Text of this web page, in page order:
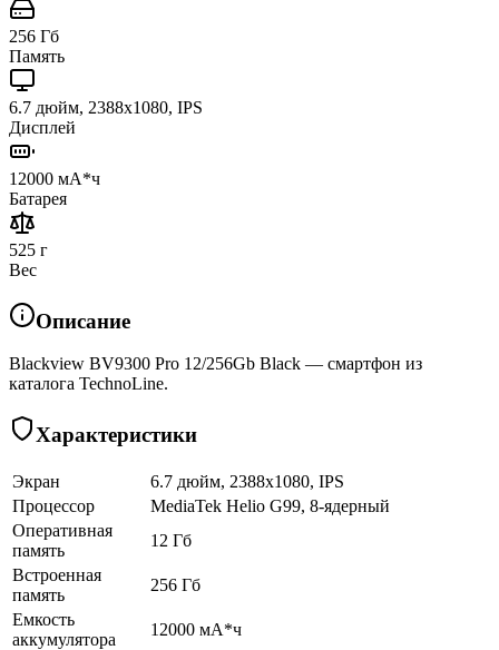
256 Гб
Память
6.7 дюйм, 2388x1080, IPS
Дисплей
12000 мА*ч
Батарея
525 г
Вес
Описание
Blackview BV9300 Pro 12/256Gb Black — смартфон из
каталога TechnoLine.
Характеристики
Экран
6.7 дюйм, 2388x1080, IPS
Процессор
MediaTek Helio G99, 8-ядерный
Оперативная
память
12 Гб
Встроенная
память
256 Гб
Емкость
аккумулятора
12000 мА*ч